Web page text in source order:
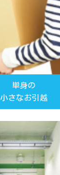
単身の
小さなお引越